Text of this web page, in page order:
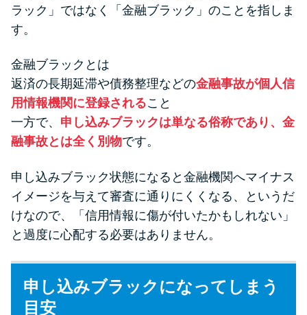
ラック」ではなく「金融ブラック」のことを指しま
す。
金融ブラックとは
返済の長期延滞や債務整理などの金融事故が個人信
用情報機関に登録されること
一方で、 申し込みブラックは単なる俗称であり、金
融事故とは全く別物です。
申し込みブラック状態になると金融機関へマイナス
イメージを与えて審査に通りにくくなる、というだ
けなので、「信用情報に傷が付いたかもしれない」
と過度に心配する必要はありません。
申し込みブラックになってしまう
目安